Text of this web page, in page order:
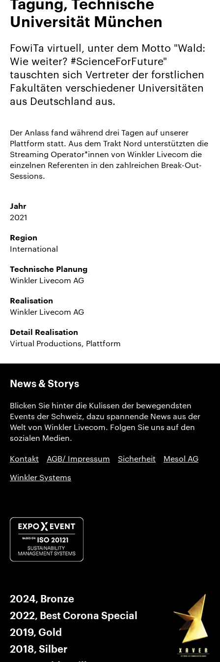
uns
Karriere/Jobs
Index
&
Storys
EN
Tagung, Technische
Universität München
FowiTa virtuell, unter dem Motto "Wald:
Wie weiter? #ScienceForFuture"
tauschten sich Vertreter der forstlichen
Fakultäten verschiedener Universitäten
aus Deutschland aus.
Der Anlass fand während drei Tagen auf unserer
Plattform statt. Aus dem Trakt Nord unterstützten die
Streaming Operator*innen von Winkler Livecom die
einzelnen Referenten in den zahlreichen Break-Out-
Sessions.
Jahr
2021
Region
International
Technische Planung
Winkler Livecom AG
Realisation
Winkler Livecom AG
Detail Realisation
Virtual Productions, Plattform
News & Storys
Blicken Sie hinter die Kulissen der bewegendsten
Events der Schweiz, dazu spannende News aus der
Welt von Winkler Livecom. Folgen Sie uns auf den
sozialen Medien.
Kontakt AGB/ Impressum Sicherheit
Mesol AG
Winkler Systems
2024, Bronze
2022, Best Corona Special
2019, Gold
2018, Silber